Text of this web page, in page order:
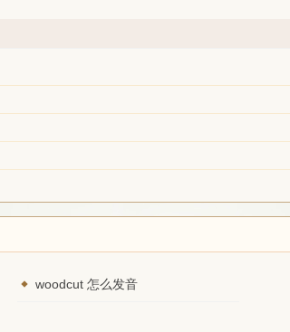
woodcut 怎么发音